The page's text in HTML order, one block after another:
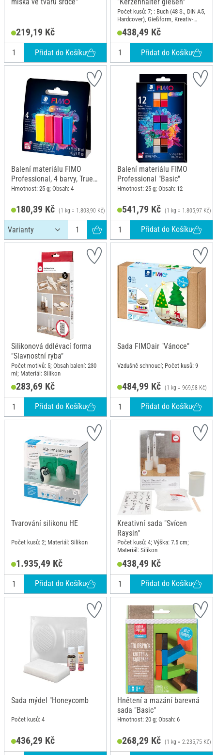
219,19 Kč
Přidat do Košíku
Počet kusů: 7; : Buch (48 S., DIN A5,
Hardcover), Gießform, Kreativ-
Beton in weiß, Farbpulver in
Terrakotta, Schwarz und Gelb,
Acrylmarker in Schwarz; Formát
DIN A5
438,49 Kč
Přidat do Košíku
Balení materiálu FIMO
Professional, 4 barvy, True
Colours
Hmotnost: 25 g; Obsah: 4
180,39 Kč (1 kg = 1.803,90 Kč)
Balení materiálu FIMO
Professional "Basic"
Hmotnost: 25 g; Obsah: 12
541,79 Kč (1 kg = 1.805,97 Kč)
Přidat do Košíku
Silikonová ddlévací forma
"Slavnostní ryba"
Počet motivů: 5; Obsah balení: 230
ml; Materiál: Silikon
283,69 Kč
Přidat do Košíku
Sada FIMOair "Vánoce"
Vzdušně schnoucí; Počet kusů: 9
484,99 Kč (1 kg = 969,98 Kč)
Přidat do Košíku
Tvarování silikonu HE
Počet kusů: 2; Materiál: Silikon
1.935,49 Kč
Přidat do Košíku
Kreativní sada "Svícen
Raysin"
Počet kusů: 4; Výška: 7.5 cm;
Materiál: Silikon
438,49 Kč
Přidat do Košíku
Sada mýdel "Honeycomb
Počet kusů: 4
436,29 Kč
Hnětení a mazání barevná
sada "Basic"
Hmotnost: 20 g; Obsah: 6
268,29 Kč (1 kg = 2.235,75 Kč)